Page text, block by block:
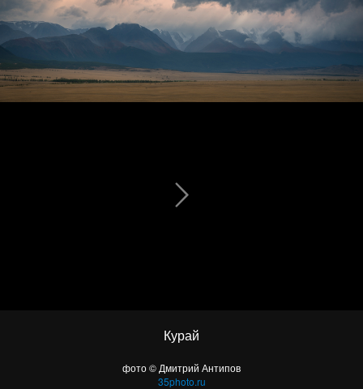
~ Кара тюн ~
фото © Дмитрий Антипов
35photo.ru
Курай